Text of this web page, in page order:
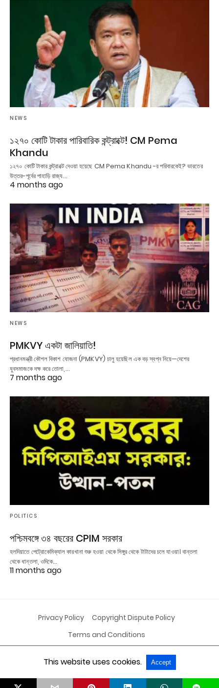
NEWS
১২৭০ কোটি টাকার পারিবারিক কন্ট্রাক্টে! CM Pema
Khandu
১২৭০ কোটি টাকার কন্ট্রাক্টে দেওয়া হয়েছে CM Pema Khandu -র পরিবারকেই? ভারতের
উত্তর-পূর্বের পাহাড়ি রাজ্য…
4 months ago
NEWS
PMKVY একটা জালিয়াতি!
প্রধানমন্ত্রী কৌশল বিকাশ যোজনা (PMKVY) চালু হয়েছিল এক বড় স্বপ্ন নিয়ে—দেশের
যুবসমাজকে দক্ষ করে তোলা,…
7 months ago
POLITICS
পশ্চিমবঙ্গে ৩৪ বছরের CPIM সরকার
হলদিয়াতে পেট্রোকেমিক্যাল কারখানা শুরু হওয়া থেকে সিঙ্গুর থেকে টাটাদের চলে যাওয়া। বান্তলা
থেকে ধান্তলা, ওদিকে…
11 months ago
Privacy Policy
Copyright Dispute Policy
Terms and Conditions
All Rights Reserved View Non-AMP Version
This website uses cookies. Accept